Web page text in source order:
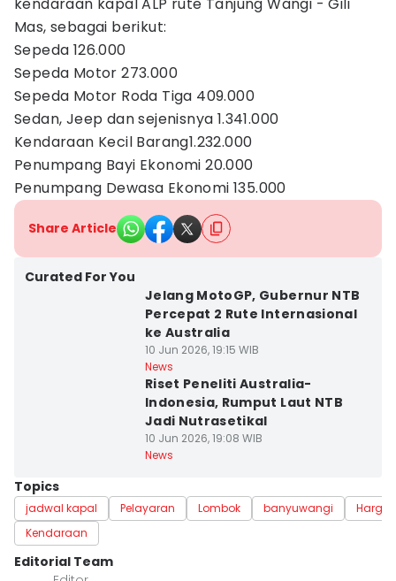
Mas, sebagai berikut:
Sepeda 126.000
Sepeda Motor 273.000
Sepeda Motor Roda Tiga 409.000
Sedan, Jeep dan sejenisnya 1.341.000
Kendaraan Kecil Barang1.232.000
Penumpang Bayi Ekonomi 20.000
Penumpang Dewasa Ekonomi 135.000
Share Article
Curated For You
Jelang MotoGP, Gubernur NTB
Percepat 2 Rute Internasional
ke Australia
10 Jun 2026, 19:15 WIB
News
Riset Peneliti Australia-
Indonesia, Rumput Laut NTB
Jadi Nutrasetikal
10 Jun 2026, 19:08 WIB
News
Topics
jadwal kapal Pelayaran Lombok banyuwangi
Harga
Kendaraan
Editorial Team